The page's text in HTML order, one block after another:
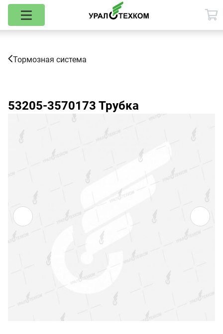
Тормозная система
53205-3570173 Трубка